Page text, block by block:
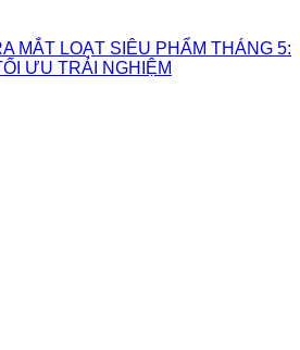
MẮT LOẠT SIÊU PHẨM THÁNG 5:
ƯU TRẢI NGHIỆM